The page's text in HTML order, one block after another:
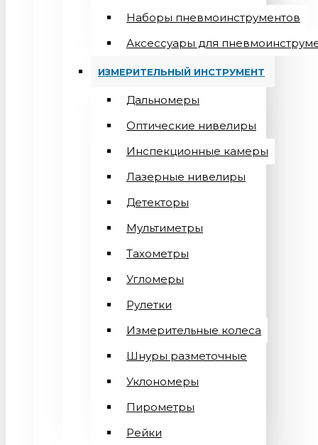
Наборы пневмоинструментов
Аксессуары для
ИЗМЕРИТЕЛЬНЫЙ ИНСТРУМЕНТ
Дальномеры
Оптические нивелиры
Инспекционные камеры
Лазерные нивелиры
Детекторы
Мультиметры
Тахометры
Угломеры
Рулетки
Измерительные колеса
Шнуры разметочные
Уклономеры
Пирометры
Рейки